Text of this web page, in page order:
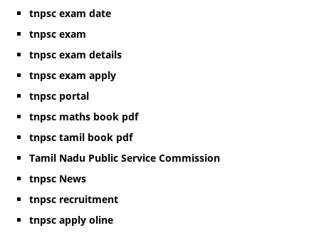
tnpsc exam date
tnpsc exam
tnpsc exam details
tnpsc exam apply
tnpsc portal
tnpsc maths book pdf
tnpsc tamil book pdf
Tamil Nadu Public Service Commission
tnpsc News
tnpsc recruitment
tnpsc apply oline